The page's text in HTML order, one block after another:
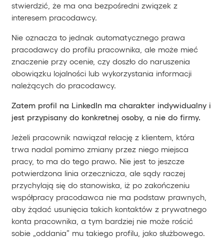
stwierdzić, że ma ona bezpośredni związek z
interesem pracodawcy.
Nie oznacza to jednak automatycznego prawa
pracodawcy do profilu pracownika, ale może mieć
znaczenie przy ocenie, czy doszło do naruszenia
obowiązku lojalności lub wykorzystania informacji
należących do pracodawcy.
Zatem profil na LinkedIn ma charakter indywidualny i
jest przypisany do konkretnej osoby, a nie do firmy.
Jeżeli pracownik nawiązał relację z klientem, która
trwa nadal pomimo zmiany przez niego miejsca
pracy, to ma do tego prawo. Nie jest to jeszcze
potwierdzona linia orzecznicza, ale sądy raczej
przychylają się do stanowiska, iż po zakończeniu
współpracy pracodawca nie ma podstaw prawnych,
aby żądać usunięcia takich kontaktów z prywatnego
konta pracownika, a tym bardziej nie może rościć
sobie „oddania” mu takiego profilu, jako służbowego.